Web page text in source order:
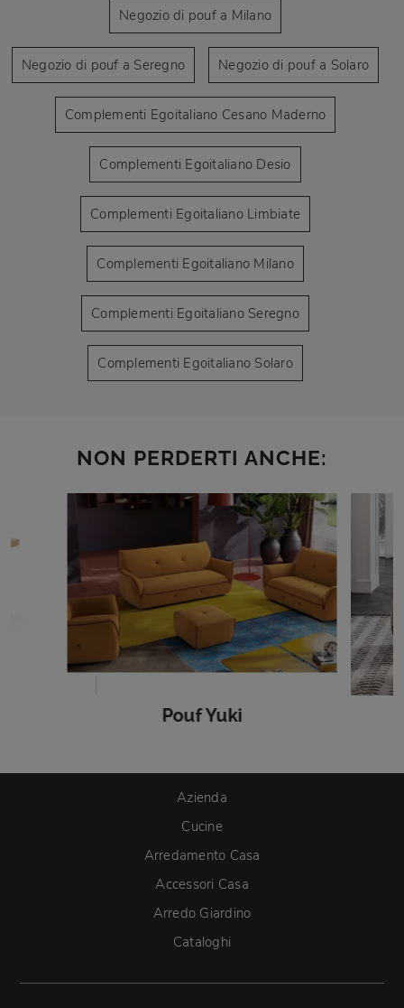
Negozio di pouf a Milano
Negozio di pouf a Seregno Negozio di pouf a Solaro
Complementi Egoitaliano Cesano Maderno
Complementi Egoitaliano Desio
Complementi Egoitaliano Limbiate
Complementi Egoitaliano Milano
Complementi Egoitaliano Seregno
Complementi Egoitaliano Solaro
NON PERDERTI ANCHE:
Pouf Yuki
Azienda
Cucine
Arredamento Casa
Accessori Casa
Arredo Giardino
Cataloghi